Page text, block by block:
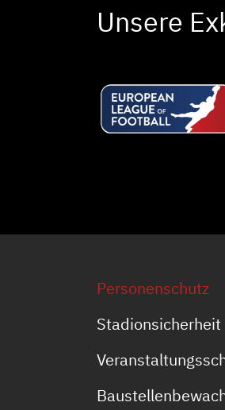
Unsere
Personenschutz
Stadionsicherheit